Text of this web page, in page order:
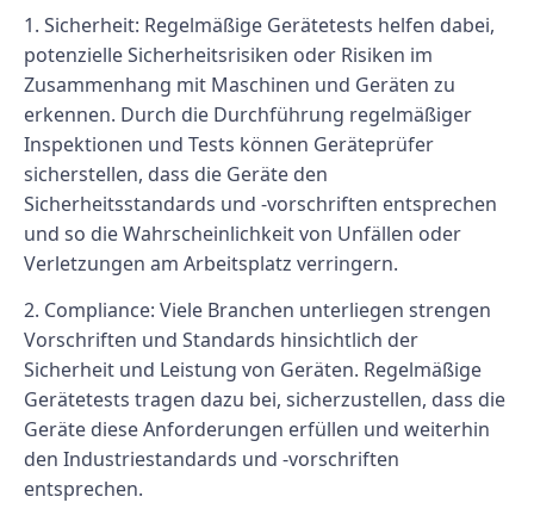
1. Sicherheit: Regelmäßige Gerätetests helfen dabei,
potenzielle Sicherheitsrisiken oder Risiken im
Zusammenhang mit Maschinen und Geräten zu
erkennen. Durch die Durchführung regelmäßiger
Inspektionen und Tests können Geräteprüfer
sicherstellen, dass die Geräte den
Sicherheitsstandards und -vorschriften entsprechen
und so die Wahrscheinlichkeit von Unfällen oder
Verletzungen am Arbeitsplatz verringern.
2. Compliance: Viele Branchen unterliegen strengen
Vorschriften und Standards hinsichtlich der
Sicherheit und Leistung von Geräten. Regelmäßige
Gerätetests tragen dazu bei, sicherzustellen, dass die
Geräte diese Anforderungen erfüllen und weiterhin
den Industriestandards und -vorschriften
entsprechen.